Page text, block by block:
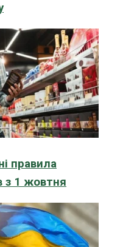
правила
з 1 жовтня